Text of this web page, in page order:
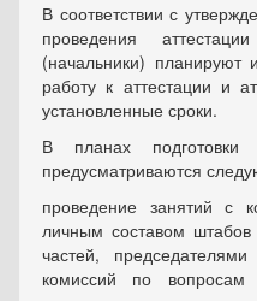
В соответствии с
проведения
(начальники) планируют
работу к аттестации и
установленные сроки.
В планах подготовки
предусматриваются
проведение занятий с
личным составом штабов
частей,
комиссий по вопросам